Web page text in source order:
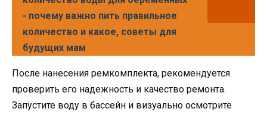
- почему важно пить правильное
количество и какое, советы для
будущих мам
После нанесения ремкомплекта, рекомендуется
проверить его надежность и качество ремонта.
Запустите воду в бассейн и визуально осмотрите